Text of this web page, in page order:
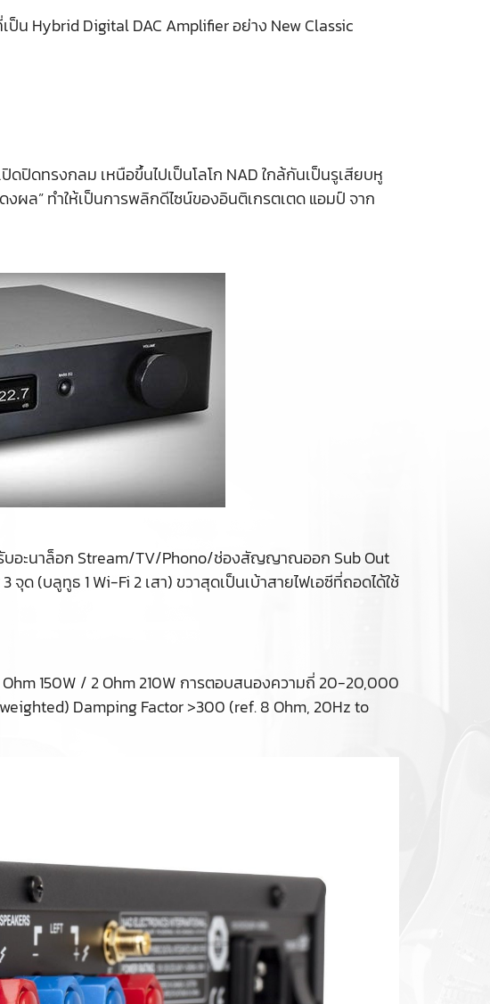
Hybrid Digital DAC Amplifier อย่าง New Classic
ปิดทรงกลม เหนือขึ้นไปเป็นโลโก NAD ใกล้กันเป็นรูเสียบหู
ผล” ทำให้เป็นการพลิกดีไซน์ของอินติเกรตเตด แอมป์ จาก
อะนาล็อก Stream/TV/Phono/ช่องสัญญาณออก Sub Out
(บลูทูธ 1 Wi-Fi 2 เสา) ขวาสุดเป็นเบ้าสายไฟเอซีที่ถอดได้ใช้
150W / 2 Ohm 210W การตอบสนองความถี่ 20-20,000
Damping Factor >300 (ref. 8 Ohm, 20Hz to